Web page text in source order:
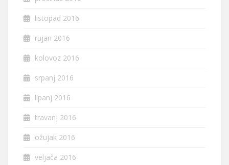
listopad 2016
rujan 2016
kolovoz 2016
srpanj 2016
lipanj 2016
travanj 2016
ožujak 2016
veljača 2016